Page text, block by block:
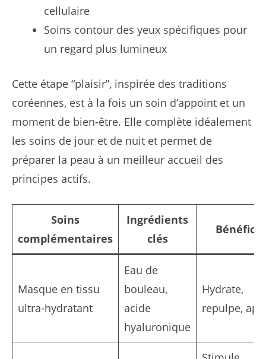
cellulaire
Soins contour des yeux spécifiques pour
un regard plus lumineux
Cette étape “plaisir”, inspirée des traditions
coréennes, est à la fois un soin d’appoint et un
moment de bien-être. Elle complète idéalement
les soins de jour et de nuit et permet de
préparer la peau à un meilleur accueil des
principes actifs.
Soins
complémentaires
Ingrédients
clés
Masque en tissu
ultra-hydratant
Eau de
bouleau,
acide
hyaluronique
Hydrate,
repulpe,